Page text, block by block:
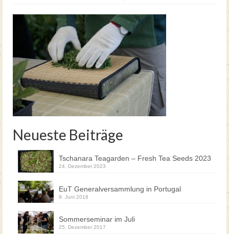
Über uns
Teeherstellung
Blog
Kontakt und Anfahrt
Teegartenführungen Neue Termine 2026
Neueste Beiträge
Tschanara Teagarden – Fresh Tea Seeds 2023
24. Dezember 2023
EuT Generalversammlung in Portugal
9. Juni 2018
Sommerseminar im Juli
25. Dezember 2017